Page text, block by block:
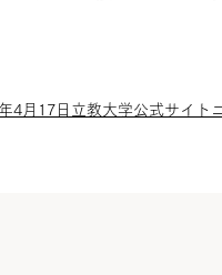
月17日立教大学公式サイトニ